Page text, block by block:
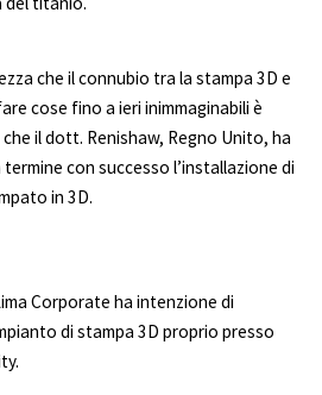
che il connubio tra la stampa 3D e
cose fino a ieri inimmaginabili è
il dott. Renishaw, Regno Unito, ha
con successo l’installazione di
in 3D.
Corporate ha intenzione di
di stampa 3D proprio presso